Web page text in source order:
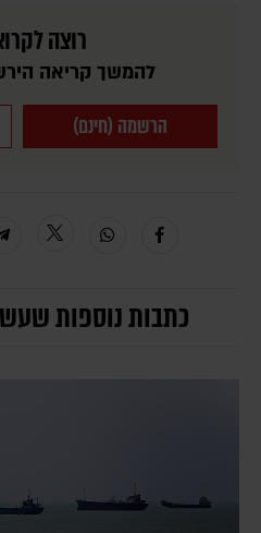
רוצה
להמשך קריאה
הרשמה (חינם)
כתבות נוספות